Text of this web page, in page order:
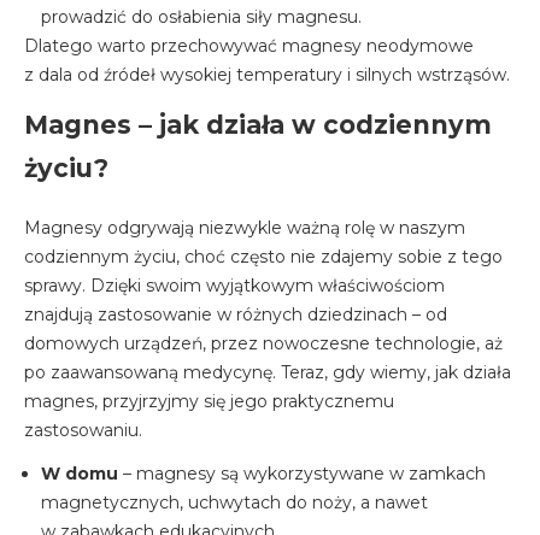
prowadzić do osłabienia siły magnesu.
Dlatego warto przechowywać magnesy neodymowe
z dala od źródeł wysokiej temperatury i silnych wstrząsów.
Magnes – jak działa w codziennym
życiu?
Magnesy odgrywają niezwykle ważną rolę w naszym
codziennym życiu, choć często nie zdajemy sobie z tego
sprawy. Dzięki swoim wyjątkowym właściwościom
znajdują zastosowanie w różnych dziedzinach – od
domowych urządzeń, przez nowoczesne technologie, aż
po zaawansowaną medycynę. Teraz, gdy wiemy, jak działa
magnes, przyjrzyjmy się jego praktycznemu
zastosowaniu.
W domu – magnesy są wykorzystywane w zamkach
magnetycznych, uchwytach do noży, a nawet